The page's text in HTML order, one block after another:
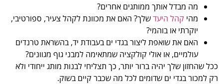
מה מבדל אותך ממותגים אחרים?
מהי קהל היעדשלך? האם את מכוונת לקהל צעיר, ספורטיבי,
יוקרתי או בוהמי?
האם את שואפת ליצור בגדי ים בעבודת יד, בהשראת טרנדים
עולמיים, או אולי קולקציה שמתאימה למבני גוף מגוונים?
ככל שהחזון שלך יהיה ברור יותר, כך תצליחי לבנות מותג ייחודי ולא
רק למכור בגדי ים שדומים לכל מה שכבר קיים בשוק.